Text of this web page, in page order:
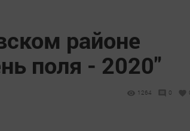
районе
поля - 2020"
1264 0